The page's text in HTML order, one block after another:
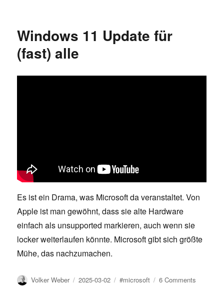
Windows 11 Update für
(fast) alle
Es ist ein Drama, was Microsoft da veranstaltet. Von
Apple ist man gewöhnt, dass sie alte Hardware
einfach als unsupported markieren, auch wenn sie
locker weiterlaufen könnte. Microsoft gibt sich größte
Mühe, das nachzumachen.
Author
Volker Weber
Posted
2025-03-02 Tags
#microsoft 6 Comments